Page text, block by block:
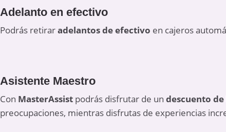
Adelanto en efectivo
Podrás retiraradelantos de efectivo en cajeros
Asistente Maestro
Con MasterAssist podrás disfrutar de un descuento de
preocupaciones, mientras disfrutas de experiencias